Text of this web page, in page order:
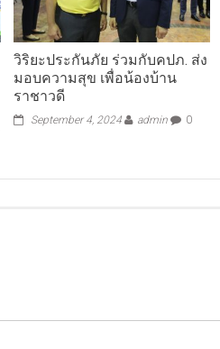
วิริยะประกันภัย ร่วมกับคปภ. ส่ง
มอบความสุข เพื่อน้องบ้าน
ราชาวดี
September 4, 2024 admin 0